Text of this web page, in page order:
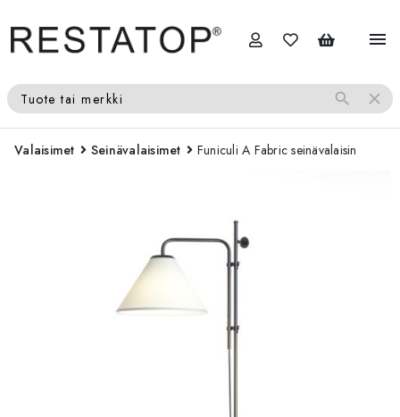
menu
Tuote tai merkki search close
Valaisimet Seinävalaisimet Funiculi A Fabric seinävalaisin